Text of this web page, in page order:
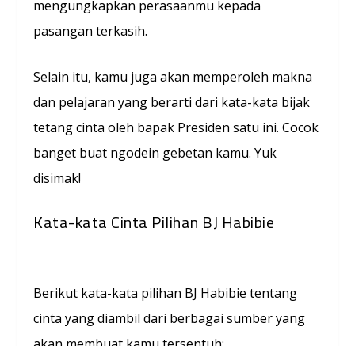
mengungkapkan perasaanmu kepada
pasangan terkasih.
Selain itu, kamu juga akan memperoleh makna
dan pelajaran yang berarti dari kata-kata bijak
tetang cinta oleh bapak Presiden satu ini. Cocok
banget buat ngodein gebetan kamu. Yuk
disimak!
Kata-kata Cinta Pilihan BJ Habibie
Berikut kata-kata pilihan BJ Habibie tentang
cinta yang diambil dari berbagai sumber yang